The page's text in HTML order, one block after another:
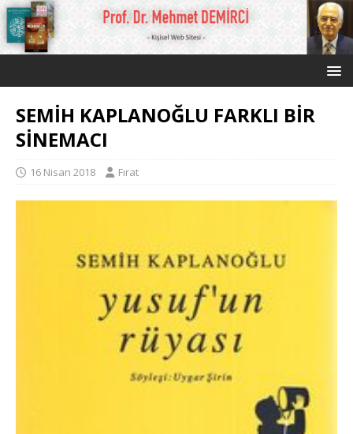
SEMİH KAPLANOĞLU FARKLI BİR
SİNEMACI
16 Nisan 2018 Fırat